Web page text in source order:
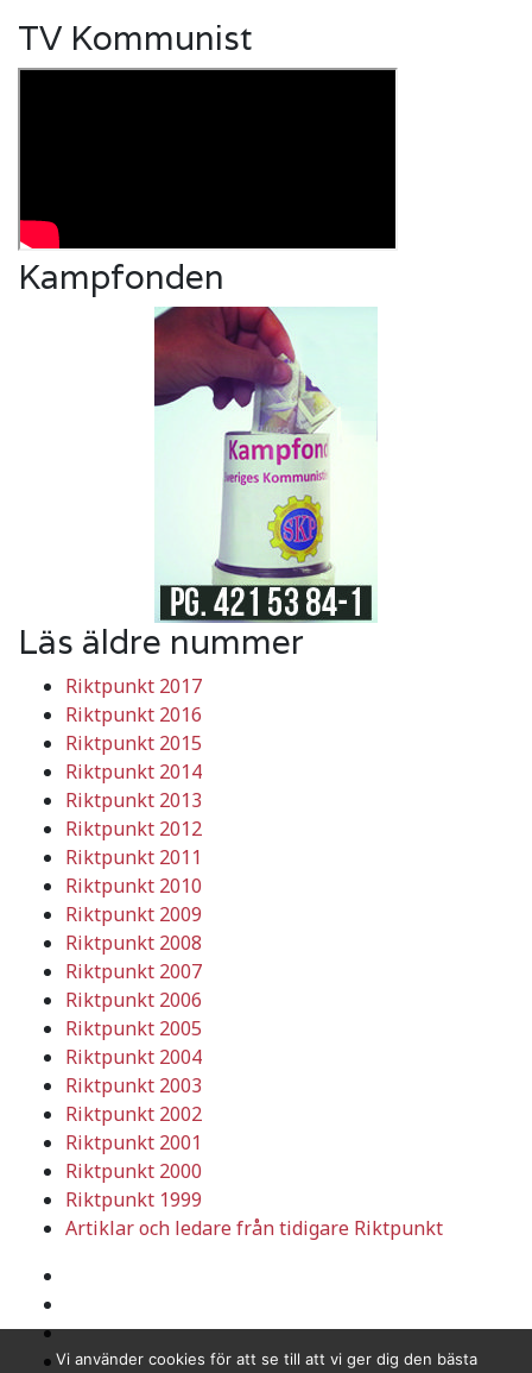
TV Kommunist
Kampfonden
Läs äldre nummer
Riktpunkt 2017
Riktpunkt 2016
Riktpunkt 2015
Riktpunkt 2014
Riktpunkt 2013
Riktpunkt 2012
Riktpunkt 2011
Riktpunkt 2010
Riktpunkt 2009
Riktpunkt 2008
Riktpunkt 2007
Riktpunkt 2006
Riktpunkt 2005
Riktpunkt 2004
Riktpunkt 2003
Riktpunkt 2002
Riktpunkt 2001
Riktpunkt 2000
Riktpunkt 1999
Artiklar och ledare från tidigare Riktpunkt
Vi använder cookies för att se till att vi ger dig den bästa